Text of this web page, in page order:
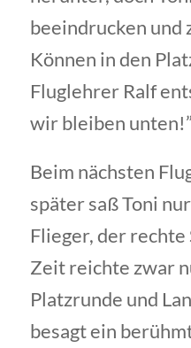
beeindrucken und
Können in den
Fluglehrer Ralf
wir bleiben unten!”
Beim nächsten
später saß Toni
Flieger, der
Zeit reichte zwar
Platzrunde und
besagt ein